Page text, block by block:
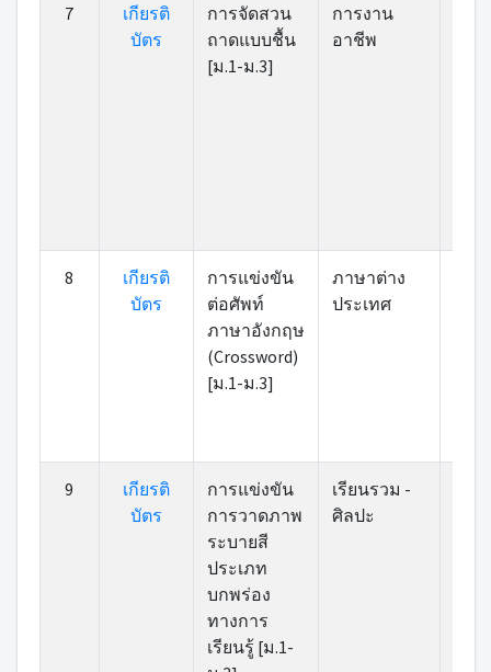
7
เกียรติ
บัตร
การจัดสวน
ถาดแบบชื้น
[ม.1-ม.3]
การงาน
อาชีพ
8
เกียรติ
บัตร
การแข่งขัน
ต่อศัพท์
ภาษาอังกฤษ
(Crossword)
[ม.1-ม.3]
ภาษาต่าง
ประเทศ
9
เกียรติ
บัตร
การแข่งขัน
การวาดภาพ
ระบายสี
ประเภท
บกพร่อง
ทางการ
เรียนรู้ [ม.1-
เรียนรวม -
ศิลปะ